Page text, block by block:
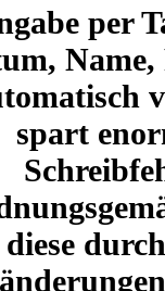
per
spart
diese